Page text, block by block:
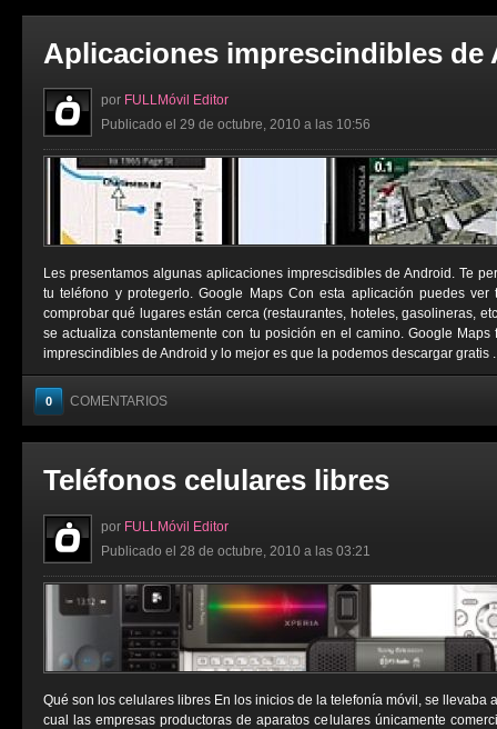
Aplicaciones imprescindibles de
por FULLMóvil Editor
Publicado el 29 de octubre, 2010 a las 10:56
Les presentamos algunas aplicaciones imprescisdibles de Android. Te
tu teléfono y protegerlo. Google Maps Con esta aplicación puedes
comprobar qué lugares están cerca (restaurantes, hoteles, gasolineras,
se actualiza constantemente con tu posición en el camino. Google
imprescindibles de Android y lo mejor es que la podemos descargar gratis
0 COMENTARIOS
Teléfonos celulares libres
por FULLMóvil Editor
Publicado el 28 de octubre, 2010 a las 03:21
Qué son los celulares libres En los inicios de la telefonía móvil, se llevaba
cual las empresas productoras de aparatos celulares únicamente